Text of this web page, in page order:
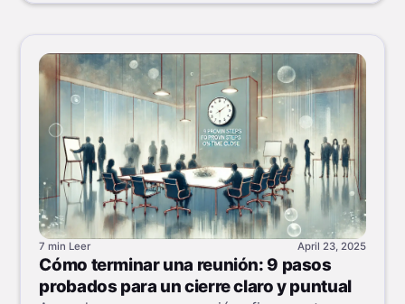
7 min Leer April 23, 2025
Cómo terminar una reunión: 9 pasos
probados para un cierre claro y puntual